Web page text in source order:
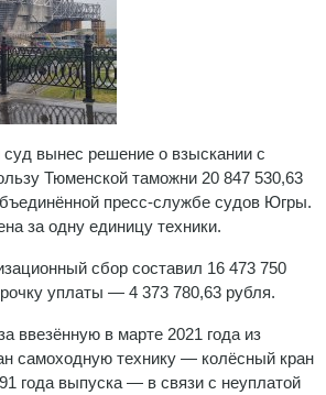
суд вынес решение о взыскании с
Тюменской таможни 20 847 530,63
пресс-службе судов Югры.
за одну единицу техники.
сбор составил 16 473 750
уплаты — 4 373 780,63 рубля.
ввезённую в марте 2021 года из
самоходную технику — колёсный кран
года выпуска — в связи с неуплатой